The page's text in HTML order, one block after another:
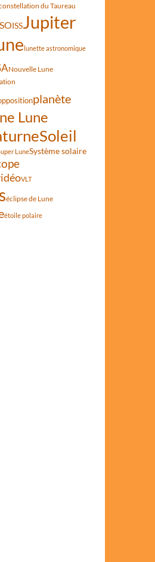
du Taureau
ISSJupiter
lunette astronomique
Nouvelle Lune
planète
Lune
Soleil
LuneSystème solaire
VLT
éclipse de Lune
étoile polaire